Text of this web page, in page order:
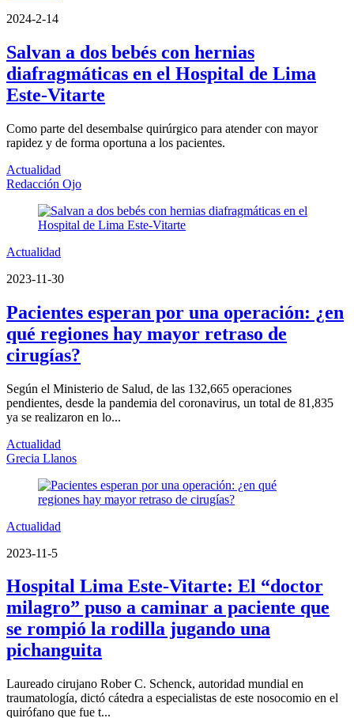
2024-2-14
Salvan a dos bebés con hernias
diafragmáticas en el Hospital de Lima
Este-Vitarte
Como parte del desembalse quirúrgico para atender con mayor
rapidez y de forma oportuna a los pacientes.
Actualidad
Redacción Ojo
Actualidad
2023-11-30
Pacientes esperan por una operación: ¿en
qué regiones hay mayor retraso de
cirugías?
Según el Ministerio de Salud, de las 132,665 operaciones
pendientes, desde la pandemia del coronavirus, un total de 81,835
ya se realizaron en lo...
Actualidad
Grecia Llanos
Actualidad
2023-11-5
Hospital Lima Este-Vitarte: El “doctor
milagro” puso a caminar a paciente que
se rompió la rodilla jugando una
pichanguita
Laureado cirujano Rober C. Schenck, autoridad mundial en
traumatología, dictó cátedra a especialistas de este nosocomio en el
quirófano que fue t...